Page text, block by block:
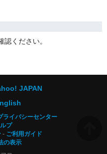
認ください。
JAPAN
ライバシーセンター
プ
ご利用ガイド
の表示